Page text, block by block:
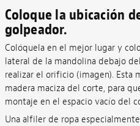
Coloque la ubicación
golpeador.
Colóquela en el mejor lugar y
lateral de la mandolina debajo
realizar el orificio (imagen). Esta
madera maciza del corte, para
montaje en el espacio vacío del
Una alfiler de ropa